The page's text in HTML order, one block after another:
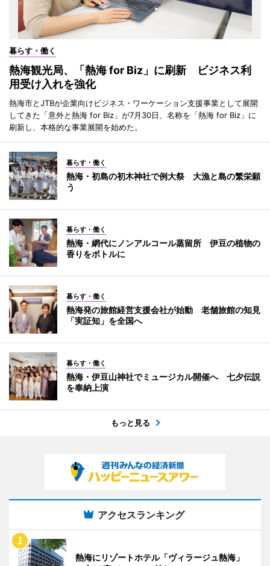
暮らす・働く
熱海観光局、「熱海 for Biz」に刷新 ビジネス利
用受け入れを強化
熱海市とJTBが企業向けビジネス・ワーケーション支援事業として展開
してきた「意外と熱海 for Biz」が7月30日、名称を「熱海 for Biz」に
刷新し、本格的な事業展開を始めた。
暮らす・働く
熱海・初島の初木神社で例大祭 大漁と島の繁栄願
う
暮らす・働く
熱海・網代にノンアルコール蒸留所 伊豆の植物の
香りをボトルに
暮らす・働く
熱海発の旅館経営支援会社が始動 老舗旅館の知見
「実証知」を全国へ
暮らす・働く
熱海・伊豆山神社でミュージカル開催へ 七夕伝説
を奉納上演
もっと見る
アクセスランキング
熱海にリゾートホテル「ヴィラージュ熱海」